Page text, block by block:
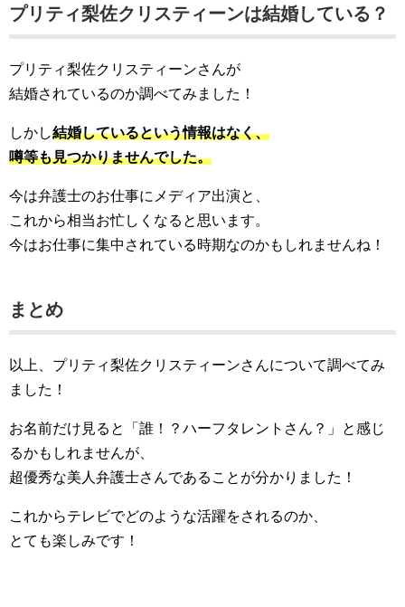
プリティ梨佐クリスティーンは結婚している？
プリティ梨佐クリスティーンさんが
結婚されているのか調べてみました！
しかし結婚しているという情報はなく、
噂等も見つかりませんでした。
今は弁護士のお仕事にメディア出演と、
これから相当お忙しくなると思います。
今はお仕事に集中されている時期なのかもしれませんね！
まとめ
以上、プリティ梨佐クリスティーンさんについて調べてみ
ました！
お名前だけ見ると「誰！？ハーフタレントさん？」と感じ
るかもしれませんが、
超優秀な美人弁護士さんであることが分かりました！
これからテレビでどのような活躍をされるのか、
とても楽しみです！